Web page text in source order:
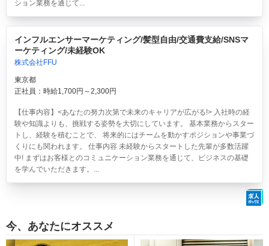
ション業務を通じて...
インフルエンサーマーケティング/髪型自由/交通費支給/SNSマ
ーケティング/未経験OK
株式会社FFU
東京都
正社員：時給1,700円～2,300円
【仕事内容】<あなたの努力次第で未来のキャリアが広がる!> 入社時の経
験や知識よりも、挑戦する姿勢を大切にしています。 基本業務からスター
トし、経験を積むことで、 将来的にはチームを動かすポジションや事業づ
くりにも関われます。 仕事内容 未経験からスタートした先輩が多数活躍
中! まずはお客様とのコミュニケーション業務を通じて、ビジネスの基礎
を学んでいただきます。...
今、あなたにオススメ